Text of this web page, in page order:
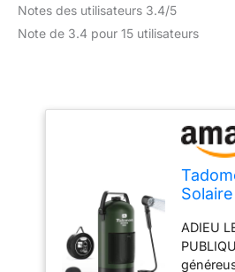
Notes des utilisateurs 3.4/5
Note de 3.4 pour 15 utilisateurs
Pompe
ADIEU